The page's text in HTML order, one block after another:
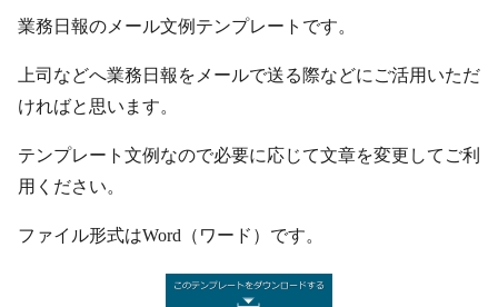
業務日報のメール文例テンプレートです。
上司などへ業務日報をメールで送る際などにご活用いただ
ければと思います。
テンプレート文例なので必要に応じて文章を変更してご利
用ください。
ファイル形式はWord（ワード）です。